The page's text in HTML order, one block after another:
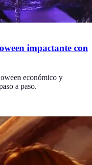
impactante con
económico y
a paso.